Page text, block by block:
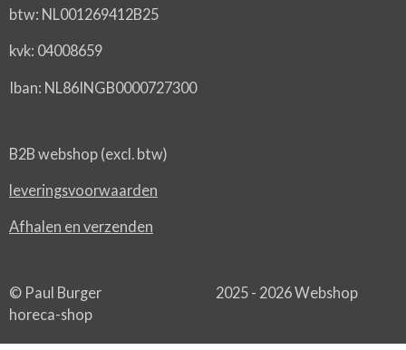
btw: NL001269412B25
kvk: 04008659
Iban: NL86INGB0000727300
B2B webshop (excl. btw)
leveringsvoorwaarden
Afhalen en verzenden
© Paul Burger 2025 - 2026 Webshop
horeca-shop